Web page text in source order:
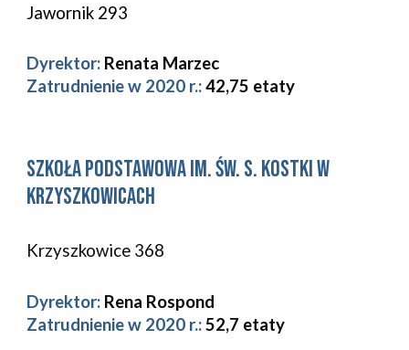
Jawornik 293
Dyrektor: Renata Marzec
Zatrudnienie w 2020 r.: 42,75 etaty
Szkoła Podstawowa im. św. S. Kostki w
Krzyszkowicach
Krzyszkowice 368
Dyrektor: Rena Rospond
Zatrudnienie w 2020 r.: 52,7 etaty